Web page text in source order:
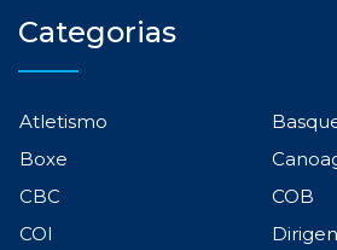
Categorias
Atletismo
Boxe
CBC
COB
COI